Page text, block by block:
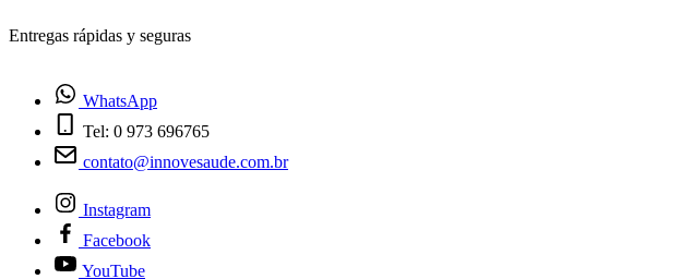
¿Tienes dudas? Habla con nosotros
WhatsApp
Tel: 0 973 696765
contato@innovesaude.com.br
Instagram
Facebook
YouTube